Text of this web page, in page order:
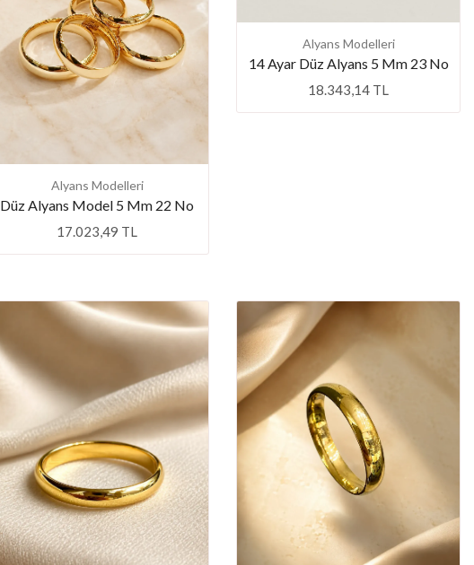
Alyans Modelleri
Düz Alyans Model 5 Mm 22 No
17.023,49 TL
Alyans Modelleri
14 Ayar Düz Alyans 5 Mm 23 No
18.343,14 TL